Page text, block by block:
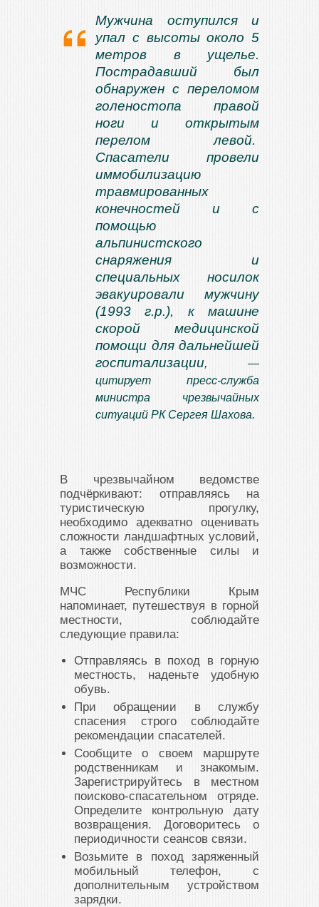
Мужчина оступился и
упал с высоты около 5
метров в ущелье.
Пострадавший был
обнаружен с переломом
голеностопа правой
ноги и открытым
перелом левой.
Спасатели провели
иммобилизацию
травмированных
конечностей и с
помощью
альпинистского
снаряжения и
специальных носилок
эвакуировали мужчину
(1993 г.р.), к машине
скорой медицинской
помощи для дальнейшей
госпитализации, —
цитирует пресс-служба
министра чрезвычайных
ситуаций РК Сергея Шахова.
В чрезвычайном ведомстве
подчёркивают: отправляясь на
туристическую прогулку,
необходимо адекватно оценивать
сложности ландшафтных условий,
а также собственные силы и
возможности.
МЧС Республики Крым
напоминает, путешествуя в горной
местности, соблюдайте
следующие правила:
Отправляясь в поход в горную
местность, наденьте удобную
обувь.
При обращении в службу
спасения строго соблюдайте
рекомендации спасателей.
Сообщите о своем маршруте
родственникам и знакомым.
Зарегистрируйтесь в местном
поисково-спасательном отряде.
Определите контрольную дату
возвращения. Договоритесь о
периодичности сеансов связи.
Возьмите в поход заряженный
мобильный телефон, с
дополнительным устройством
зарядки.